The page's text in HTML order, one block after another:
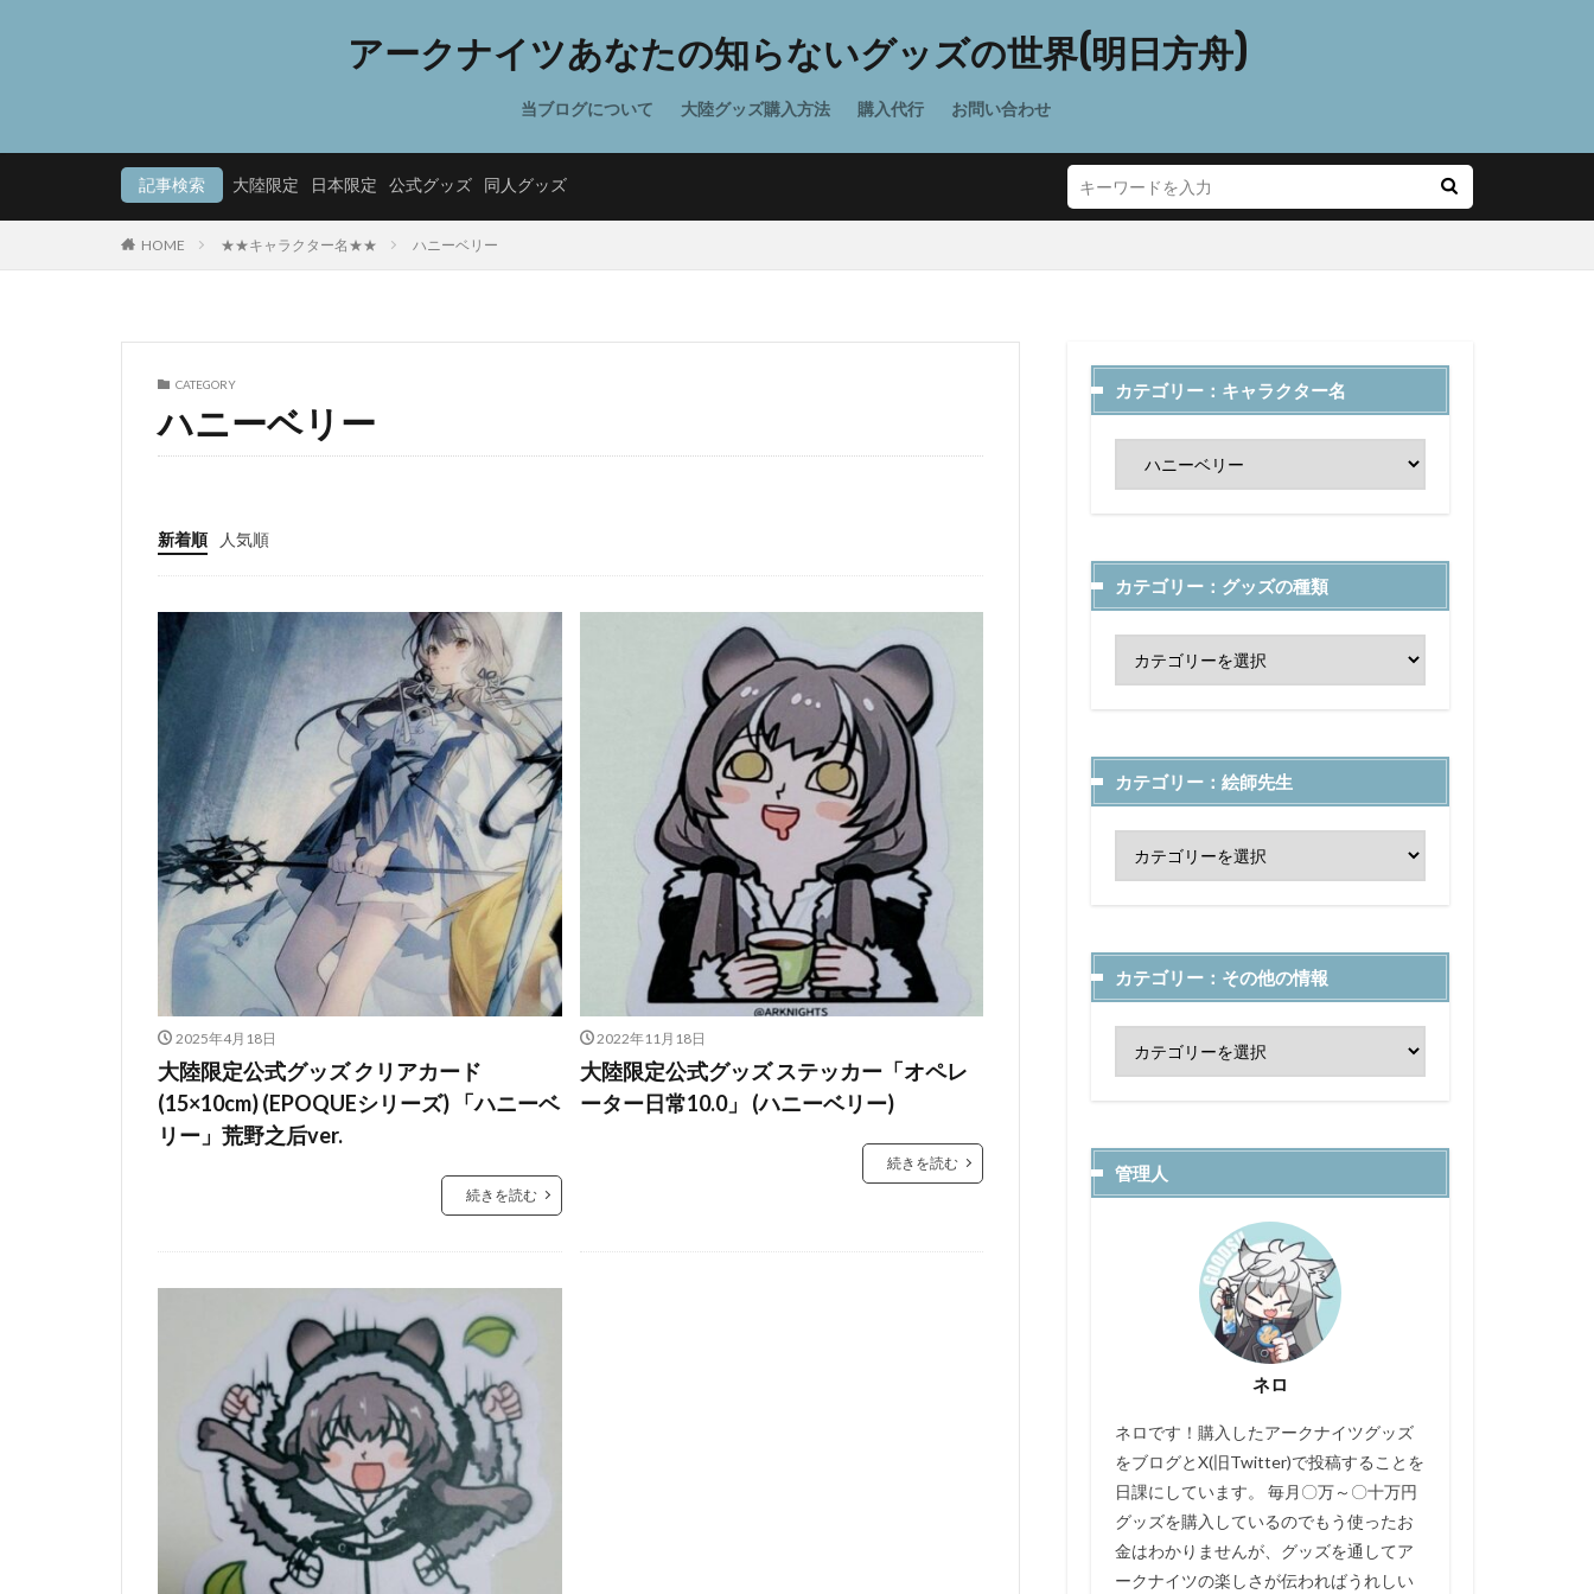
アークナイツあなたの知らないグッズの世界(明日方舟)
当ブログについて 大陸グッズ購入方法 購入代行 お問い合わせ
記事検索 大陸限定 日本限定 公式グッズ 同人グッズ
HOME ★★キャラクター名★★ ハニーベリー
CATEGORY
ハニーベリー
新着順 人気順
2025年4月18日
大陸限定公式グッズ クリアカード
(15×10cm) (EPOQUEシリーズ) 「ハニーベ
リー」荒野之后ver.
続きを読む
2022年11月18日
大陸限定公式グッズ ステッカー「オペレ
ーター日常10.0」 (ハニーベリー)
続きを読む
カテゴリー：キャラクター名
カテゴリー：グッズの種類
カテゴリー：絵師先生
カテゴリー：その他の情報
管理人
ネロ
ネロです！購入したアークナイツグッズ
をブログとX(旧Twitter)で投稿することを
日課にしています。 毎月〇万～〇十万円
グッズを購入しているのでもう使ったお
金はわかりませんが、グッズを通してア
ークナイツの楽しさが伝わればうれしい